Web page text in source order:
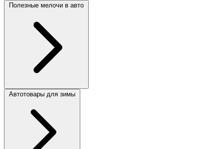
Полезные мелочи в авто
Автотовары для зимы